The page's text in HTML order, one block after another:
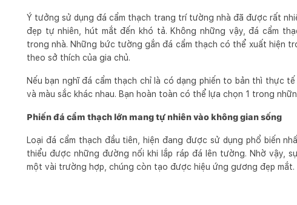
Ý tưởng sử dụng đá cẩm thạch trang trí tường nhà đã được rất
đẹp tự nhiên, hút mắt đến khó tả. Không những vậy, đá cẩm
trong nhà. Những bức tường gắn đá cẩm thạch có thể xuất hiện
theo sở thích của gia chủ.
Nếu bạn nghĩ đá cẩm thạch chỉ là có dạng phiến to bản thì thực
và màu sắc khác nhau. Bạn hoàn toàn có thể lựa chọn 1 trong
Phiến đá cẩm thạch lớn mang tự nhiên vào không gian sống
Loại đá cẩm thạch đầu tiên, hiện đang được sử dụng phổ biến
thiểu được những đường nối khi lắp ráp đá lên tường. Nhờ vậy,
một vài trường hợp, chúng còn tạo được hiệu ứng gương đẹp mắt.